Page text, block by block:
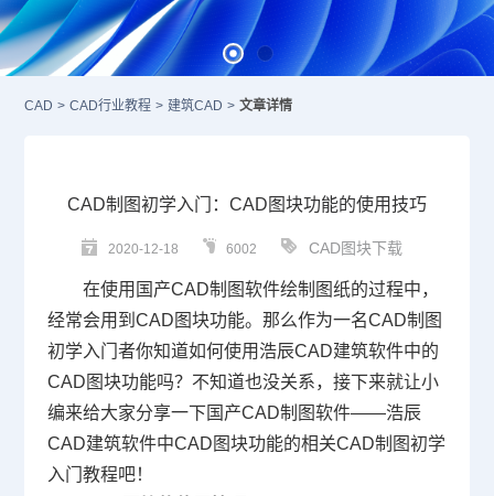
CAD > CAD行业教程 > 建筑CAD > 文章详情
CAD制图初学入门：CAD图块功能的使用技巧
2020-12-18 6002 CAD图块下载
在使用国产CAD制图软件绘制图纸的过程中，
经常会用到 CAD图块功能。那么作为一名CAD制图
初学入门者你知道如何使用浩辰CAD建筑软件中的
CAD图块功能吗？不知道也没关系，接下来就让小
编来给大家分享一下 国产CAD制图软件——浩辰
CAD建筑软件中CAD图块功能的相关CAD制图初学
入门教程吧！